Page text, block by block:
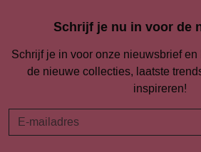
Schrijf je nu in voor de
Schrijf je in voor onze nieuwsbrief
de nieuwe collecties, laatste
inspireren!